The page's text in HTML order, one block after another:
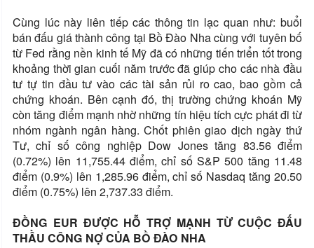
Cùng lúc này liên tiếp các thông tin lạc quan như: buổi
bán đấu giá thành công tại Bồ Đào Nha cùng với tuyên bố
từ Fed rằng nền kinh tế Mỹ đã có những tiến triển tốt trong
khoảng thời gian cuối năm trước đã giúp cho các nhà đầu
tư tự tin đầu tư vào các tài sản rủi ro cao, bao gồm cả
chứng khoán. Bên cạnh đó, thị trường chứng khoán Mỹ
còn tăng điểm mạnh nhờ những tín hiệu tích cực phát đi từ
nhóm ngành ngân hàng. Chốt phiên giao dịch ngày thứ
Tư, chỉ số công nghiệp Dow Jones tăng 83.56 điểm
(0.72%) lên 11,755.44 điểm, chỉ số S&P 500 tăng 11.48
điểm (0.9%) lên 1,285.96 điểm, chỉ số Nasdaq tăng 20.50
điểm (0.75%) lên 2,737.33 điểm.
ĐỒNG EUR ĐƯỢC HỖ TRỢ MẠNH TỪ CUỘC ĐẤU
THẦU CÔNG NỢ CỦA BỒ ĐÀO NHA